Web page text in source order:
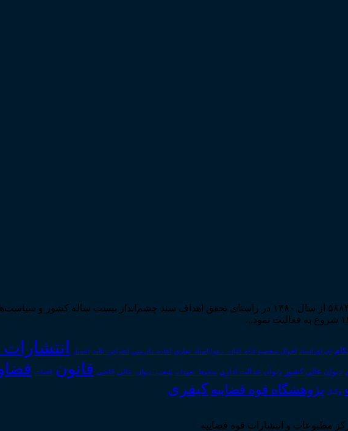
مرکز مطبوعات و انتشارات قوه قضاییه به استناد مجوز شماره ۵۸۸۴ از سال ۱۳۸۰ در راستای تحقق اهداف سند
اجرای اسناد احوال شخصیه ادله_اثبات_دعوا اسناد_تجاری اعاده_دادرسی اعتراض_ثالث اعسار
دیوان عالی کشور دیوان عدالت اداری سقوط_تعهدات شعب_دیوان_عالی قاضی قانون قضات
وکیل پژوهشگاه قوه قضاییه کیفری
مطبوعات و انتشارات قوه قضاییه